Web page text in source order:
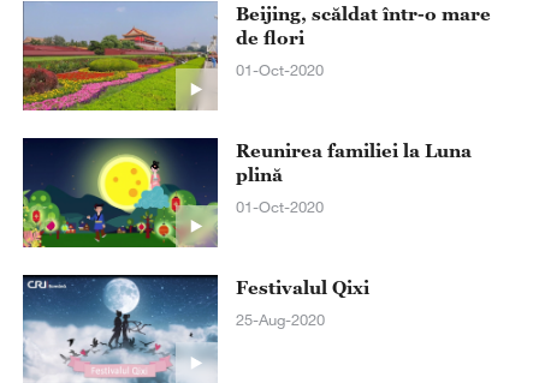
Beijing, scăldat într-o mare
de flori
01-Oct-2020
Reunirea familiei la Luna
plină
01-Oct-2020
Festivalul Qixi
25-Aug-2020